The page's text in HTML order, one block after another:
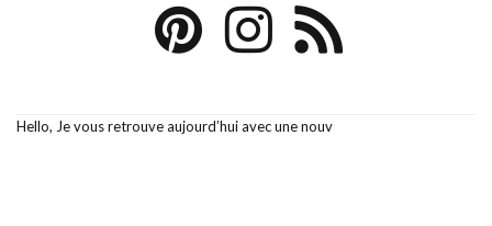
Hello, Je vous retrouve aujourd’hui avec une nouv